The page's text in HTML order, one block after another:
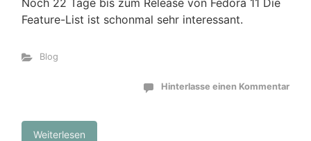
Noch 22 Tage bis zum Release von Fedora 11 Die
Feature-List ist schonmal sehr interessant.
Blog
Hinterlasse einen Kommentar
Weiterlesen